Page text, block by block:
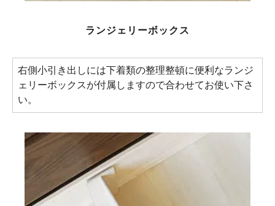
ランジェリーボックス
右側小引き出しには下着類の整理整頓に便利なランジ
ェリーボックスが付属しますので合わせてお使い下さ
い。